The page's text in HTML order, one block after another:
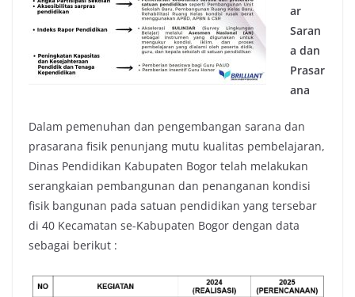
ar
Saran
a dan
Prasar
ana
Dalam pemenuhan dan pengembangan sarana dan
prasarana fisik penunjang mutu kualitas pembelajaran,
Dinas Pendidikan Kabupaten Bogor telah melakukan
serangkaian pembangunan dan penanganan kondisi
fisik bangunan pada satuan pendidikan yang tersebar
di 40 Kecamatan se-Kabupaten Bogor dengan data
sebagai berikut :